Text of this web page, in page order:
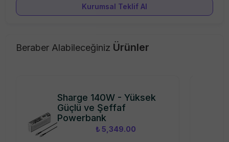
Kurumsal Teklif Al
Beraber Alabileceğiniz Ürünler
Sharge 140W - Yüksek
Güçlü ve Şeffaf
Powerbank
₺ 5,349.00